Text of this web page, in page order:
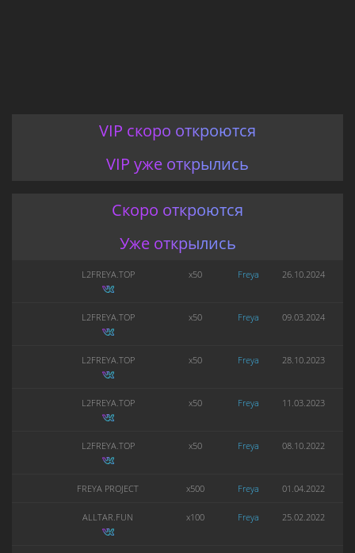
VIP скоро откроются
VIP уже открылись
Скоро откроются
Уже открылись
L2FREYA.TOP x50 Freya 26.10.2024
L2FREYA.TOP x50 Freya 09.03.2024
L2FREYA.TOP x50 Freya 28.10.2023
L2FREYA.TOP x50 Freya 11.03.2023
L2FREYA.TOP x50 Freya 08.10.2022
FREYA PROJECT x500 Freya 01.04.2022
ALLTAR.FUN x100 Freya 25.02.2022